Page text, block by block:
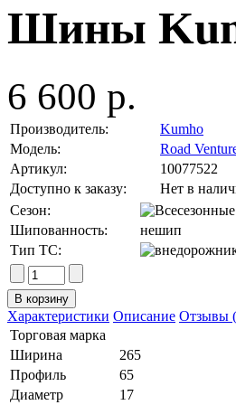
Шины
6 600 р.
Производитель:
Kumho
Модель:
Road
Артикул:
10077522
Доступно к заказу:
Нет в
Сезон:
Шипованность:
нешип
Тип ТС:
Характеристики Описание Отзывы
Торговая марка
Ширина
265
Профиль
65
Диаметр
17